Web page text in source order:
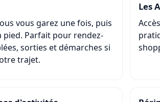
vous garez une fois, puis
pied. Parfait pour rendez-
sorties et démarches si
trajet.
Les